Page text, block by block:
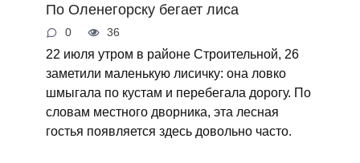
По Оленегорску бегает лиса
0 36
22 июля утром в районе Строительной, 26
заметили маленькую лисичку: она ловко
шмыгала по кустам и перебегала дорогу. По
словам местного дворника, эта лесная
гостья появляется здесь довольно часто.